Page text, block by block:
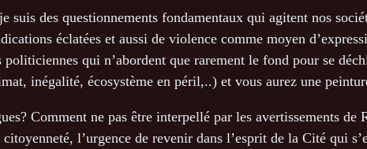
suis des questionnements fondamentaux qui agitent nos
éclatées et aussi de violence comme moyen
qui n’abordent que rarement le fond pour se
inégalité, écosystème en péril,..) et vous aurez une
Comment ne pas être interpellé par les avertissements
l’urgence de revenir dans l’esprit de la Cité qui